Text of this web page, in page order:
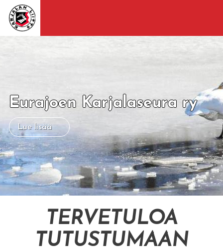
Eurajoen Karjalaseura ry
Lue lisää
TERVETULOA
TUTUSTUMAAN